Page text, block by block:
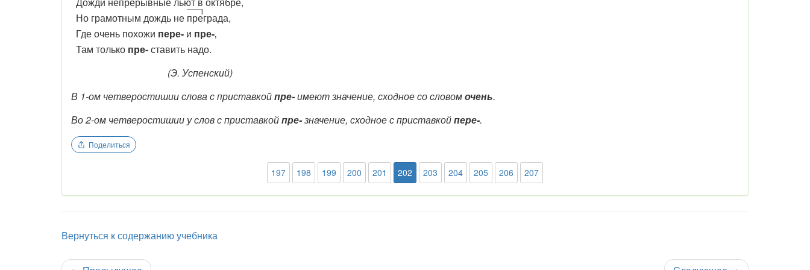
Но грамотным дождь не преграда,
Где очень похожи пере- и пре-‚
Там только пре-ставить надо.
(Э. Успенский)
В 1-ом четверостишии слова с приставкойпре-имеют значение, сходное со словомочень.
Во 2-ом четверостишии у слов с приставкойпре-значение, сходное с приставкойпере-.
Поделиться
197 198 199 200 201 202 203 204 205 206 207
Вернуться к содержанию учебника